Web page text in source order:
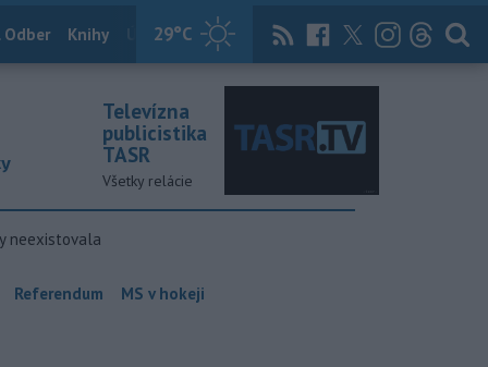
29°C
Odber Knihy Útulkovo Magazín News Now Archív
Televízna
publicistika
TASR
Všetky relácie
neexistovala
Referendum MS v hokeji